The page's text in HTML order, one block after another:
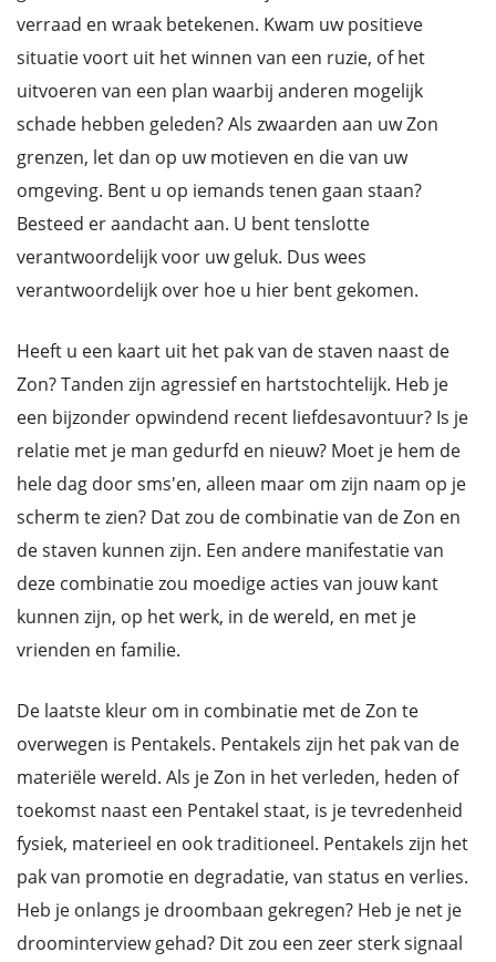
verraad en wraak betekenen. Kwam uw positieve
situatie voort uit het winnen van een ruzie, of het
uitvoeren van een plan waarbij anderen mogelijk
schade hebben geleden? Als zwaarden aan uw Zon
grenzen, let dan op uw motieven en die van uw
omgeving. Bent u op iemands tenen gaan staan?
Besteed er aandacht aan. U bent tenslotte
verantwoordelijk voor uw geluk. Dus wees
verantwoordelijk over hoe u hier bent gekomen.
Heeft u een kaart uit het pak van de staven naast de
Zon? Tanden zijn agressief en hartstochtelijk. Heb je
een bijzonder opwindend recent liefdesavontuur? Is je
relatie met je man gedurfd en nieuw? Moet je hem de
hele dag door sms'en, alleen maar om zijn naam op je
scherm te zien? Dat zou de combinatie van de Zon en
de staven kunnen zijn. Een andere manifestatie van
deze combinatie zou moedige acties van jouw kant
kunnen zijn, op het werk, in de wereld, en met je
vrienden en familie.
De laatste kleur om in combinatie met de Zon te
overwegen is Pentakels. Pentakels zijn het pak van de
materiële wereld. Als je Zon in het verleden, heden of
toekomst naast een Pentakel staat, is je tevredenheid
fysiek, materieel en ook traditioneel. Pentakels zijn het
pak van promotie en degradatie, van status en verlies.
Heb je onlangs je droombaan gekregen? Heb je net je
droominterview gehad? Dit zou een zeer sterk signaal